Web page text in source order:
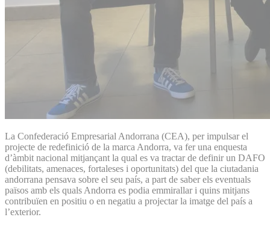
La Confederació Empresarial Andorrana (CEA), per impulsar el
projecte de redefinició de la marca Andorra, va fer una enquesta
d’àmbit nacional mitjançant la qual es va tractar de definir un DAFO
(debilitats, amenaces, fortaleses i oportunitats) del que la ciutadania
andorrana pensava sobre el seu país, a part de saber els eventuals
països amb els quals Andorra es podia emmirallar i quins mitjans
contribuïen en positiu o en negatiu a projectar la imatge del país a
l’exterior.